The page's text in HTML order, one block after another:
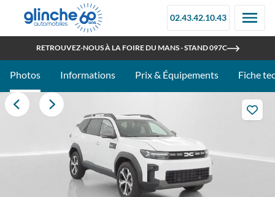
02.43.42.10.43
RETROUVEZ-NOUS À LA FOIRE DU MANS - STAND 097C
OUVERT TOUT L'ÉTÉ
Photos Informations Prix & Équipements Fiche